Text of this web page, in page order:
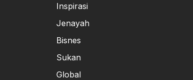
Inspirasi
Jenayah
Bisnes
Sukan
Global